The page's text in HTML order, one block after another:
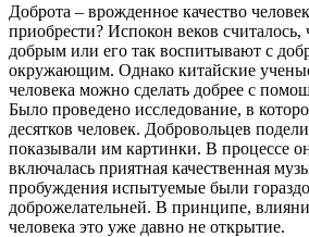
Доброта – врожденное качество
приобрести? Испокон веков считалось,
добрым или его так воспитывают с
окружающим. Однако китайские
человека можно сделать добрее с
Было проведено исследование, в
десятков человек. Добровольцев
показывали им картинки. В процессе
включалась приятная качественная
пробуждения испытуемые были
доброжелательней. В принципе,
человека это уже давно не открытие.